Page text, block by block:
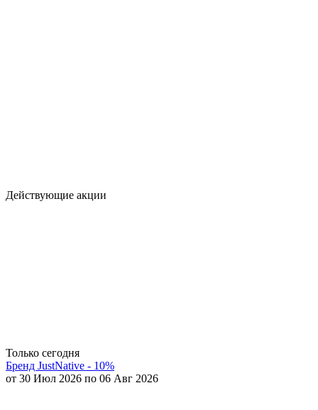
Действующие акции
Только сегодня
Бренд JustNative - 10%
от 30 Июл 2026 по 06 Авг 2026